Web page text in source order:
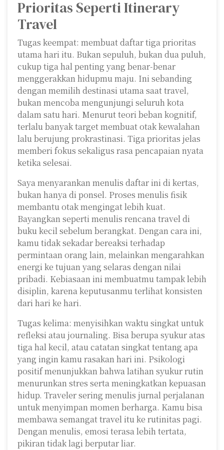
Prioritas Seperti Itinerary
Travel
Tugas keempat: membuat daftar tiga prioritas
utama hari itu. Bukan sepuluh, bukan dua puluh,
cukup tiga hal penting yang benar-benar
menggerakkan hidupmu maju. Ini sebanding
dengan memilih destinasi utama saat travel,
bukan mencoba mengunjungi seluruh kota
dalam satu hari. Menurut teori beban kognitif,
terlalu banyak target membuat otak kewalahan
lalu berujung prokrastinasi. Tiga prioritas jelas
memberi fokus sekaligus rasa pencapaian nyata
ketika selesai.
Saya menyarankan menulis daftar ini di kertas,
bukan hanya di ponsel. Proses menulis fisik
membantu otak mengingat lebih kuat.
Bayangkan seperti menulis rencana travel di
buku kecil sebelum berangkat. Dengan cara ini,
kamu tidak sekadar bereaksi terhadap
permintaan orang lain, melainkan mengarahkan
energi ke tujuan yang selaras dengan nilai
pribadi. Kebiasaan ini membuatmu tampak lebih
disiplin, karena keputusanmu terlihat konsisten
dari hari ke hari.
Tugas kelima: menyisihkan waktu singkat untuk
refleksi atau journaling. Bisa berupa syukur atas
tiga hal kecil, atau catatan singkat tentang apa
yang ingin kamu rasakan hari ini. Psikologi
positif menunjukkan bahwa latihan syukur rutin
menurunkan stres serta meningkatkan kepuasan
hidup. Traveler sering menulis jurnal perjalanan
untuk menyimpan momen berharga. Kamu bisa
membawa semangat travel itu ke rutinitas pagi.
Dengan menulis, emosi terasa lebih tertata,
pikiran tidak lagi berputar liar.